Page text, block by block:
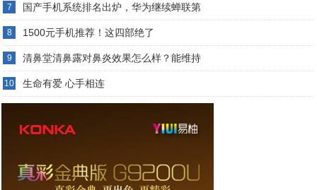
7 国产手机系统排名出炉，华为继续蝉联第
8 1500元手机推荐！这四部绝了
9 清鼻堂清鼻露对鼻炎效果怎么样？能维持
10 生命有爱 心手相连